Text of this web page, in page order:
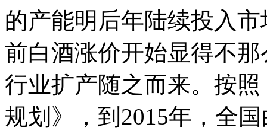
的产能明后年陆续投入
前白酒涨价开始显得不
行业扩产随之而来。按
规划》，到2015年，全